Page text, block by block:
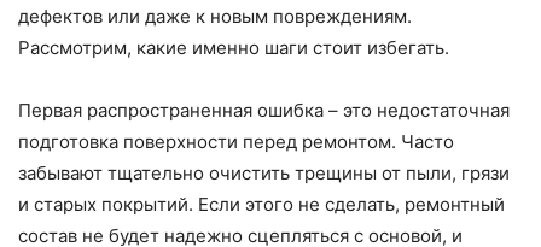
дефектов или даже к новым повреждениям.
Рассмотрим, какие именно шаги стоит избегать.
Первая распространенная ошибка – это недостаточная
подготовка поверхности перед ремонтом. Часто
забывают тщательно очистить трещины от пыли, грязи
и старых покрытий. Если этого не сделать, ремонтный
состав не будет надежно сцепляться с основой, и